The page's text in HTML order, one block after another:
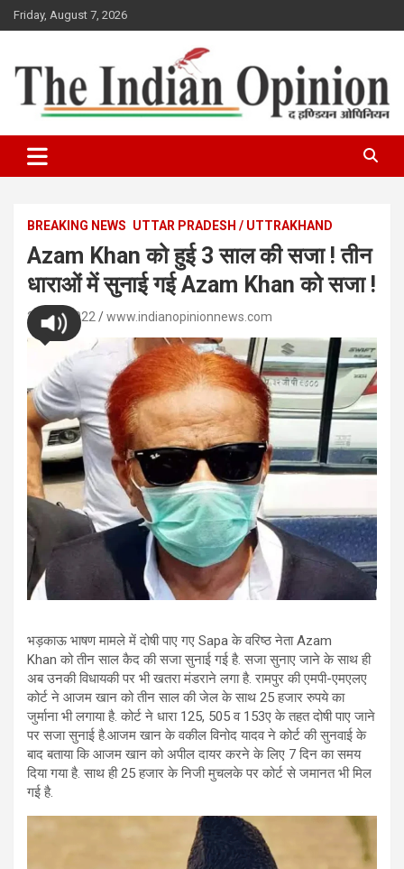
Skip
to
Friday, August 7, 2026
Indian Opinion News
BREAKING NEWS UTTAR PRADESH / UTTRAKHAND
Azam Khan को हुई 3 साल की सजा ! तीन
धाराओं में सुनाई गई Azam Khan को सजा !
27/10/2022 www.indianopinionnews.com
भड़काऊ भाषण मामले में दोषी पाए गए Sapa के वरिष्ठ नेता Azam
Khan को तीन साल कैद की सजा सुनाई गई है. सजा सुनाए जाने के साथ ही
अब उनकी विधायकी पर भी खतरा मंडराने लगा है. रामपुर की एमपी-एमएलए
कोर्ट ने आजम खान को तीन साल की जेल के साथ 25 हजार रुपये का
जुर्माना भी लगाया है. कोर्ट ने धारा 125, 505 व 153ए के तहत दोषी पाए जाने
पर सजा सुनाई है.आजम खान के वकील विनोद यादव ने कोर्ट की सुनवाई के
बाद बताया कि आजम खान को अपील दायर करने के लिए 7 दिन का समय
दिया गया है. साथ ही 25 हजार के निजी मुचलके पर कोर्ट से जमानत भी मिल
गई है.